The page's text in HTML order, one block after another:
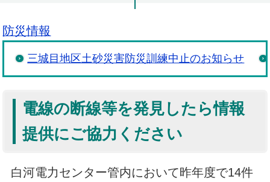
防災情報
三城目地区土砂災害防災訓練中止のお知らせ
電線の断線等を発見したら情報
提供にご協力ください
白河電力センター管内において昨年度で14件